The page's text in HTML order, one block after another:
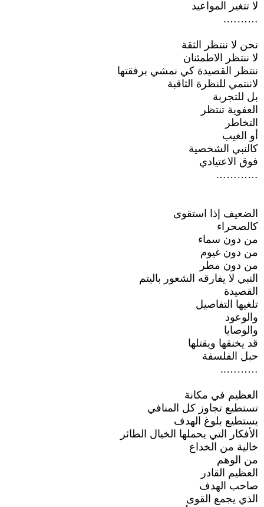
لا تتغير المواعيد
……….
نحن لا ننتظر الثقة
لا ننتظر الاطمئنان
ننتظر القصيدة كي نمشي برفقتها
لاننتمي للنظرة الثاقبة
بل للتجربة
العفوية تنتظر
التخاطر
أو الغيب
كالنبي الشخصية
فوق الاعتيادي
…………
الضعيف إذا استقوى
كالصحراء
من دون سماء
من دون غيوم
من دون مطر
النبي لا يفارقه الشعور باليتم
القصيدة
تلغيها التفاصيل
والوعود
والوصايا
قد يخنقها ويقتلها
حبل الفلسفة
………..
العظيم في مكانة
تستطيع تجاوز كل المنافي
يستطيع بلوغ الهدف
الأفكار التي يحملها الخيال الطائر
خالية من الخداع
من الوهم
العظيم القادر
صاحب الهدف
الذي يجمع القوى